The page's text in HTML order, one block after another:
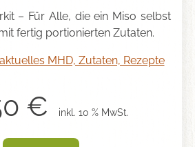
– Für Alle, die ein Miso selbst
fertig portionierten Zutaten.
MHD, Zutaten, Rezepte
€ inkl. 10 % MwSt.